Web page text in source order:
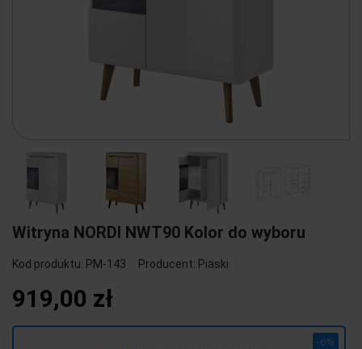
Witryna NORDI NWT90 Kolor do wyboru
Kod produktu: PM-143 Producent: Piaski
919,00 zł
-6%